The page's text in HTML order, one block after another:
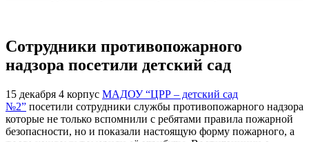
Сотрудники противопожарного
надзора посетили детский сад
15 декабря 4 корпус МАДОУ “ЦРР – детский сад
№2” посетили сотрудники службы противопожарного надзора
которые не только вспомнили с ребятами правила пожарной
безопасности, но и показали настоящую форму пожарного, а